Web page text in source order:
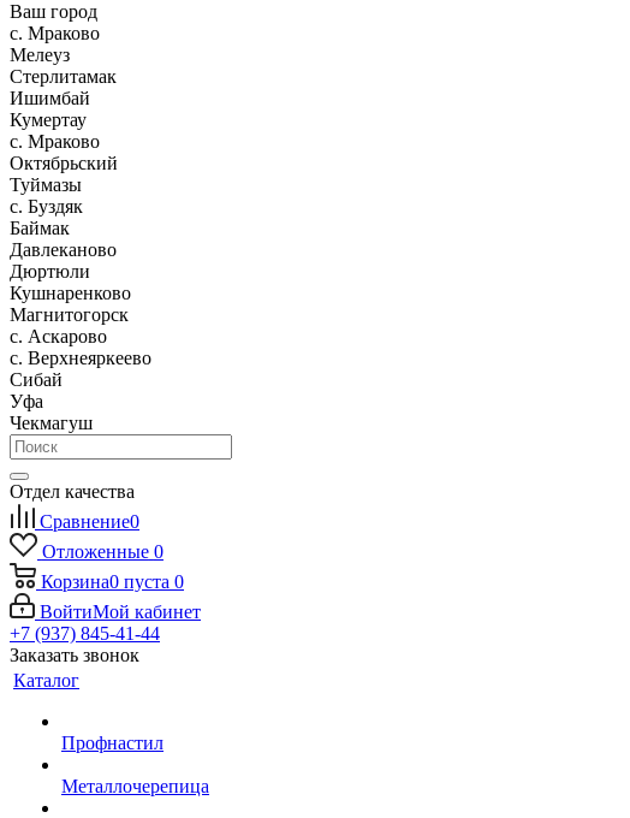
Ваш город
c. Мраково
Мелеуз
Стерлитамак
Ишимбай
Кумертау
c. Мраково
Октябрьский
Туймазы
c. Буздяк
Баймак
Давлеканово
Дюртюли
Кушнаренково
Магнитогорск
с. Аскарово
с. Верхнеяркеево
Сибай
Уфа
Чекмагуш
Отдел качества
Сравнение0
Отложенные 0
Корзина0 пуста 0
ВойтиМой кабинет
+7 (937) 845-41-44
Заказать звонок
Каталог
Профнастил
Металлочерепица